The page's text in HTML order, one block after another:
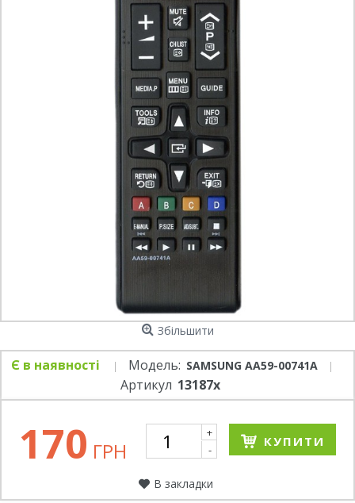
Збільшити
Є в наявності Модель: SAMSUNG AA59-00741A
Артикул 13187x
170 ГРН
+
-
КУПИТИ
В закладки